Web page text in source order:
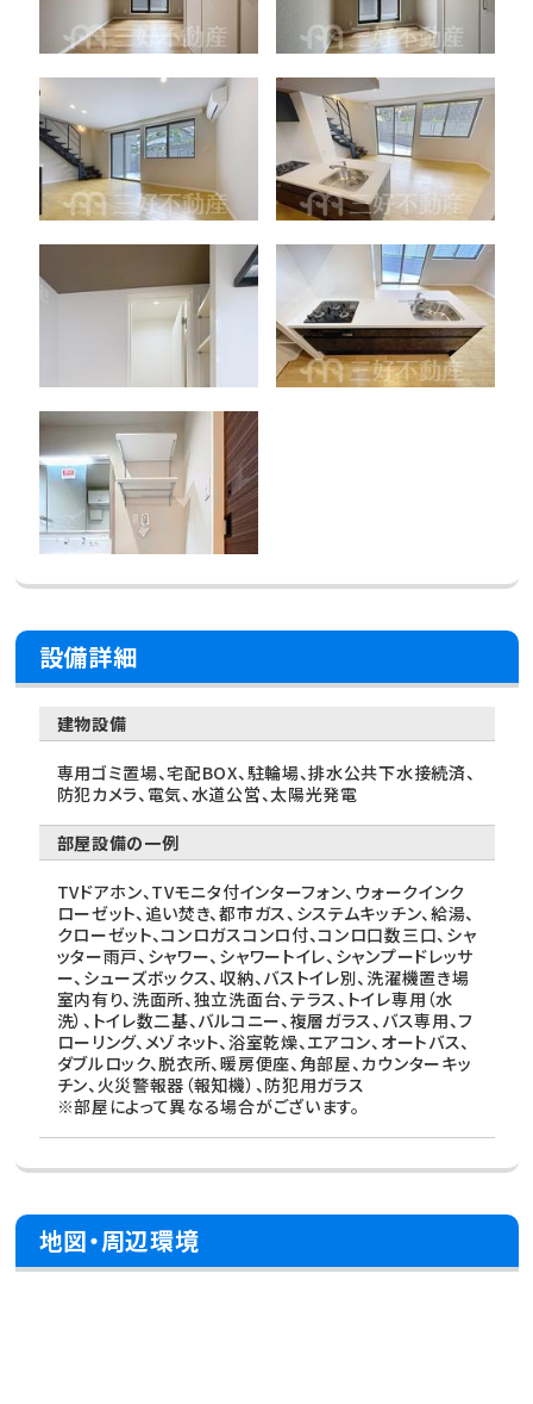
設備詳細
建物設備
専用ゴミ置場、宅配BOX、駐輪場、排水公共下水接続済、
防犯カメラ、電気、水道公営、太陽光発電
部屋設備の一例
TVドアホン、TVモニタ付インターフォン、ウォークインク
ローゼット、追い焚き、都市ガス、システムキッチン、給湯、
クローゼット、コンロガスコンロ付、コンロ口数三口、シャ
ッター雨戸、シャワー、シャワートイレ、シャンプードレッサ
ー、シューズボックス、収納、バストイレ別、洗濯機置き場
室内有り、洗面所、独立洗面台、テラス、トイレ専用（水
洗）、トイレ数二基、バルコニー、複層ガラス、バス専用、フ
ローリング、メゾネット、浴室乾燥、エアコン、オートバス、
ダブルロック、脱衣所、暖房便座、角部屋、カウンターキッ
チン、火災警報器（報知機）、防犯用ガラス
※部屋によって異なる場合がございます。
地図・周辺環境